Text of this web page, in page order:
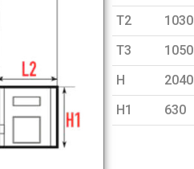
T2
1030
T3
1050
H
2040
H1
630